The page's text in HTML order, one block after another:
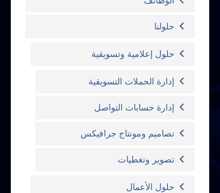
حلولنا
حلول إعلامية وتسويقية
إدارة الحملات التسويقية
إدارة حسابات التواصل
تصاميم ومونتاج جرافيكس
تصوير وتغطيات
حلول الأعمال